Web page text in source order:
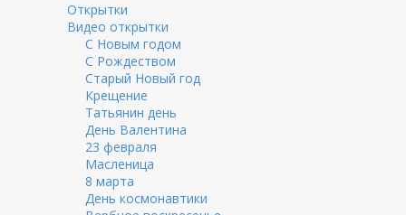
Открытки
Видео открытки
С Новым годом
С Рождеством
Старый Новый год
Крещение
Татьянин день
День Валентина
23 февраля
Масленица
8 марта
День космонавтики